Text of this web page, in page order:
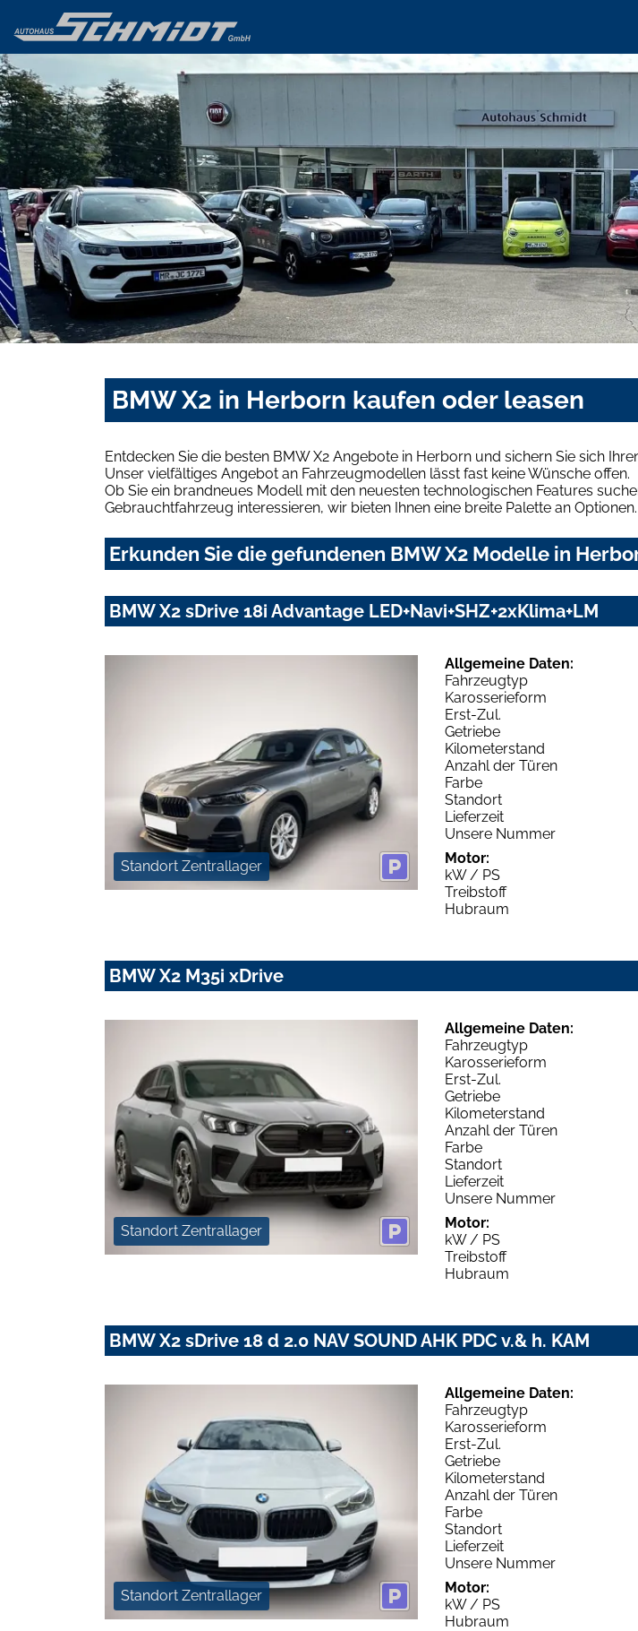
BMW X2 in Herborn kaufen oder leasen
Entdecken Sie die besten BMW X2 Angebote in Herborn und sichern Sie sich
Unser vielfältiges Angebot an Fahrzeugmodellen lässt fast keine Wünsche offen.
Ob Sie ein brandneues Modell mit den neuesten technologischen Features
Gebrauchtfahrzeug interessieren, wir bieten Ihnen eine breite Palette an Optionen.
Erkunden Sie die gefundenen BMW X2 Modelle in
BMW X2 sDrive 18i Advantage LED+Navi+SHZ+2xKlima+LM
Standort Zentrallager
Allgemeine Daten:
Fahrzeugtyp
Karosserieform
Erst-Zul.
Getriebe
Kilometerstand
Anzahl der Türen
Farbe
Standort
Lieferzeit
Unsere Nummer
Motor:
kW / PS
Treibstoff
Hubraum
BMW X2 M35i xDrive
Standort Zentrallager
Allgemeine Daten:
Fahrzeugtyp
Karosserieform
Erst-Zul.
Getriebe
Kilometerstand
Anzahl der Türen
Farbe
Standort
Lieferzeit
Unsere Nummer
Motor:
kW / PS
Treibstoff
Hubraum
BMW X2 sDrive 18 d 2.0 NAV SOUND AHK PDC v.& h. KAM
Standort Zentrallager
Allgemeine Daten:
Fahrzeugtyp
Karosserieform
Erst-Zul.
Getriebe
Kilometerstand
Anzahl der Türen
Farbe
Standort
Lieferzeit
Unsere Nummer
Motor:
kW / PS
Hubraum